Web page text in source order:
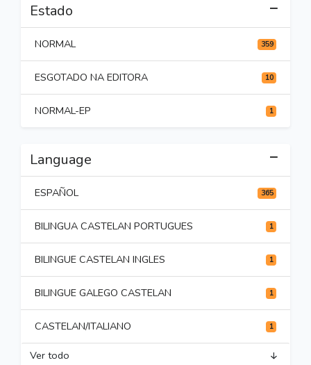
Estado
NORMAL 359
ESGOTADO NA EDITORA 10
NORMAL-EP 1
Language
ESPAÑOL 365
BILINGUA CASTELAN PORTUGUES 1
BILINGUE CASTELAN INGLES 1
BILINGUE GALEGO CASTELAN 1
CASTELAN/ITALIANO 1
Ver todo